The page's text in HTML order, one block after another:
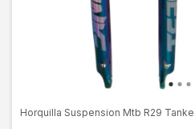
Horquilla Suspension Mtb R29